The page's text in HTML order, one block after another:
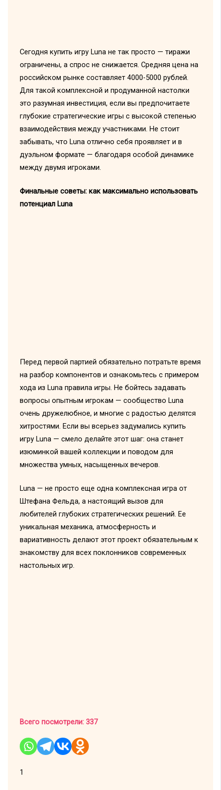
Сегодня купить игру Luna не так просто — тиражи
ограничены, а спрос не снижается. Средняя цена на
российском рынке составляет 4000-5000 рублей.
Для такой комплексной и продуманной настолки
это разумная инвестиция, если вы предпочитаете
глубокие стратегические игры с высокой степенью
взаимодействия между участниками. Не стоит
забывать, что Luna отлично себя проявляет и в
дуэльном формате — благодаря особой динамике
между двумя игроками.
Финальные советы: как максимально использовать
потенциал Luna
Перед первой партией обязательно потратьте время
на разбор компонентов и ознакомьтесь с примером
хода из Luna правила игры. Не бойтесь задавать
вопросы опытным игрокам — сообщество Luna
очень дружелюбное, и многие с радостью делятся
хитростями. Если вы всерьез задумались купить
игру Luna — смело делайте этот шаг: она станет
изюминкой вашей коллекции и поводом для
множества умных, насыщенных вечеров.
Luna — не просто еще одна комплексная игра от
Штефана Фельда, а настоящий вызов для
любителей глубоких стратегических решений. Ее
уникальная механика, атмосферность и
вариативность делают этот проект обязательным к
знакомству для всех поклонников современных
настольных игр.
Всего посмотрели: 337
1